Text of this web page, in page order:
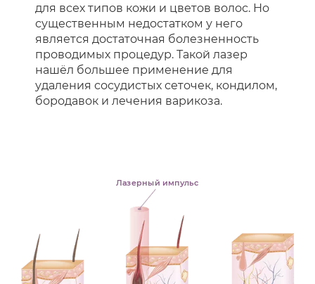
для всех типов кожи и цветов волос. Но
существенным недостатком у него
является достаточная болезненность
проводимых процедур. Такой лазер
нашёл большее применение для
удаления сосудистых сеточек, кондилом,
бородавок и лечения варикоза.